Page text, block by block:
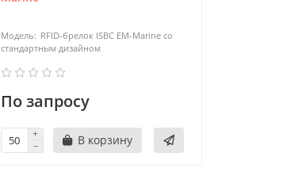
RFID-брелок ISBC EM-Marine со
стандартным дизайном
По запросу
В корзину